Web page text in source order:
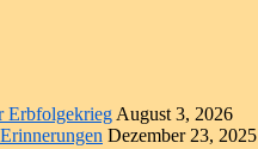
ErbfolgekriegAugust 3, 2026
Dezember 23, 2025